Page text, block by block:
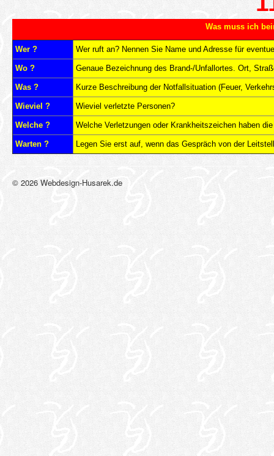
Was muss ich
Wer ? Wer ruft an? Nennen Sie Name und Adresse für
Wo ? Genaue Bezeichnung des Brand-/Unfallortes. Ort,
Was ? Kurze Beschreibung der Notfallsituation (Feuer,
Wieviel ? Wieviel verletzte Personen?
Welche ? Welche Verletzungen oder Krankheitszeichen haben
Warten ? Legen Sie erst auf, wenn das Gespräch von der
© 2026 Webdesign-Husarek.de